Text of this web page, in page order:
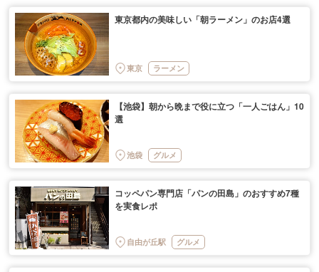
東京都内の美味しい「朝ラーメン」のお店4選
東京 ラーメン
【池袋】朝から晩まで役に立つ「一人ごはん」10
選
池袋 グルメ
コッペパン専門店「パンの田島」のおすすめ7種
を実食レポ
自由が丘駅 グルメ